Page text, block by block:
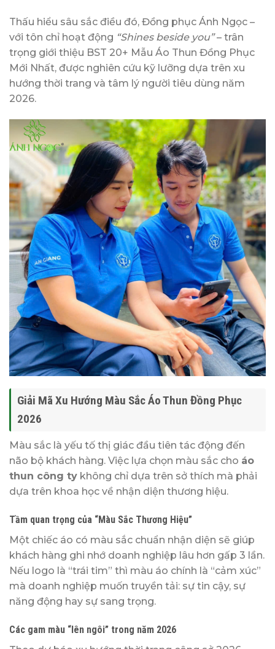
Thấu hiểu sâu sắc điều đó, Đồng phục Ánh Ngọc –
với tôn chỉ hoạt động “Shines beside you”– trân
trọng giới thiệu BST 20+ Mẫu Áo Thun Đồng Phục
Mới Nhất, được nghiên cứu kỹ lưỡng dựa trên xu
hướng thời trang và tâm lý người tiêu dùng năm
2026.
Giải Mã Xu Hướng Màu Sắc Áo Thun Đồng Phục
2026
Màu sắc là yếu tố thị giác đầu tiên tác động đến
não bộ khách hàng. Việc lựa chọn màu sắc cho áo
thun công ty không chỉ dựa trên sở thích mà phải
dựa trên khoa học về nhận diện thương hiệu.
Tầm quan trọng của “Màu Sắc Thương Hiệu”
Một chiếc áo có màu sắc chuẩn nhận diện sẽ giúp
khách hàng ghi nhớ doanh nghiệp lâu hơn gấp 3 lần.
Nếu logo là “trái tim” thì màu áo chính là “cảm xúc”
mà doanh nghiệp muốn truyền tải: sự tin cậy, sự
năng động hay sự sang trọng.
Các gam màu “lên ngôi” trong năm 2026